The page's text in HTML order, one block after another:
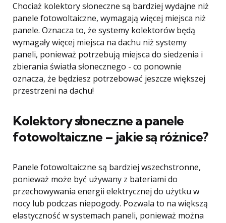
Chociaż kolektory słoneczne są bardziej wydajne niż
panele fotowoltaiczne, wymagają więcej miejsca niż
panele. Oznacza to, że systemy kolektorów będą
wymagały więcej miejsca na dachu niż systemy
paneli, ponieważ potrzebują miejsca do siedzenia i
zbierania światła słonecznego - co ponownie
oznacza, że ​​będziesz potrzebować jeszcze większej
przestrzeni na dachu!
Kolektory słoneczne a panele
fotowoltaiczne – jakie są różnice?
Panele fotowoltaiczne są bardziej wszechstronne,
ponieważ może być używany z bateriami do
przechowywania energii elektrycznej do użytku w
nocy lub podczas niepogody. Pozwala to na większą
elastyczność w systemach paneli, ponieważ można